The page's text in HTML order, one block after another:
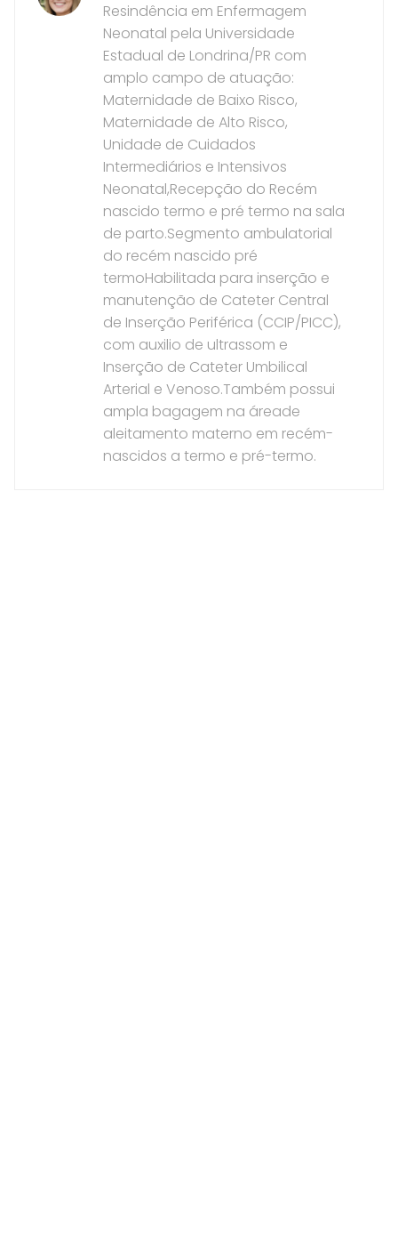
Resindência em Enfermagem
Neonatal pela Universidade
Estadual de Londrina/PR com
amplo campo de atuação:
Maternidade de Baixo Risco,
Maternidade de Alto Risco,
Unidade de Cuidados
Intermediários e Intensivos
Neonatal,Recepção do Recém
nascido termo e pré termo na sala
de parto.Segmento ambulatorial
do recém nascido pré
termoHabilitada para inserção e
manutenção de Cateter Central
de Inserção Periférica (CCIP/PICC),
com auxilio de ultrassom e
Inserção de Cateter Umbilical
Arterial e Venoso.Também possui
ampla bagagem na áreade
aleitamento materno em recém-
nascidos a termo e pré-termo.